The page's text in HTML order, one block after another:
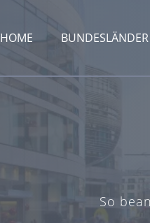
HOME BUNDESLÄNDER
So